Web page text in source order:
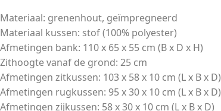
Materiaal: grenenhout, geïmpregneerd
Materiaal kussen: stof (100% polyester)
Afmetingen bank: 110 x 65 x 55 cm (B x D x H)
Zithoogte vanaf de grond: 25 cm
Afmetingen zitkussen: 103 x 58 x 10 cm (L x B x D)
Afmetingen rugkussen: 95 x 30 x 10 cm (L x B x D)
Afmetingen zijkussen: 58 x 30 x 10 cm (L x B x D)